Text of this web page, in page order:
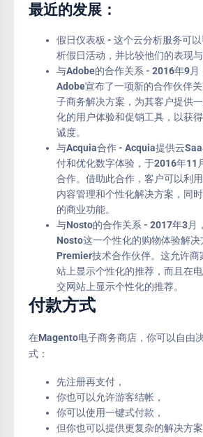
最近的发展：
假日仪表板 - 这个云分析服务可
析假日活动，并比较他们的表现与
与Adobe的合作关系 - 2016年9
Adobe宣布了一项新的合作伙伴
子商务解决方案，为其客户提供
化的用户体验和促销工具，以获
诚度。
与Acquia合作 - Acquia提供云
付和优化数字体验，于2016年11
合作。借助此合作，客户可以利
内容管理和个性化解决方案，同
的商业功能。
与Nosto的合作关系 - 2017年3月
Nosto这一个性化的购物体验解
Premier技术合作伙伴。这允许商
站上显示个性化的推荐，而且在
交网站上显示个性化的推荐。
付款方式
在Magento电子商务商店，你可以自由
式：
先注册再支付，
你也可以允许游客结帐，
你可以使用一键式付款，
但你也可以提供更复杂的解决方案